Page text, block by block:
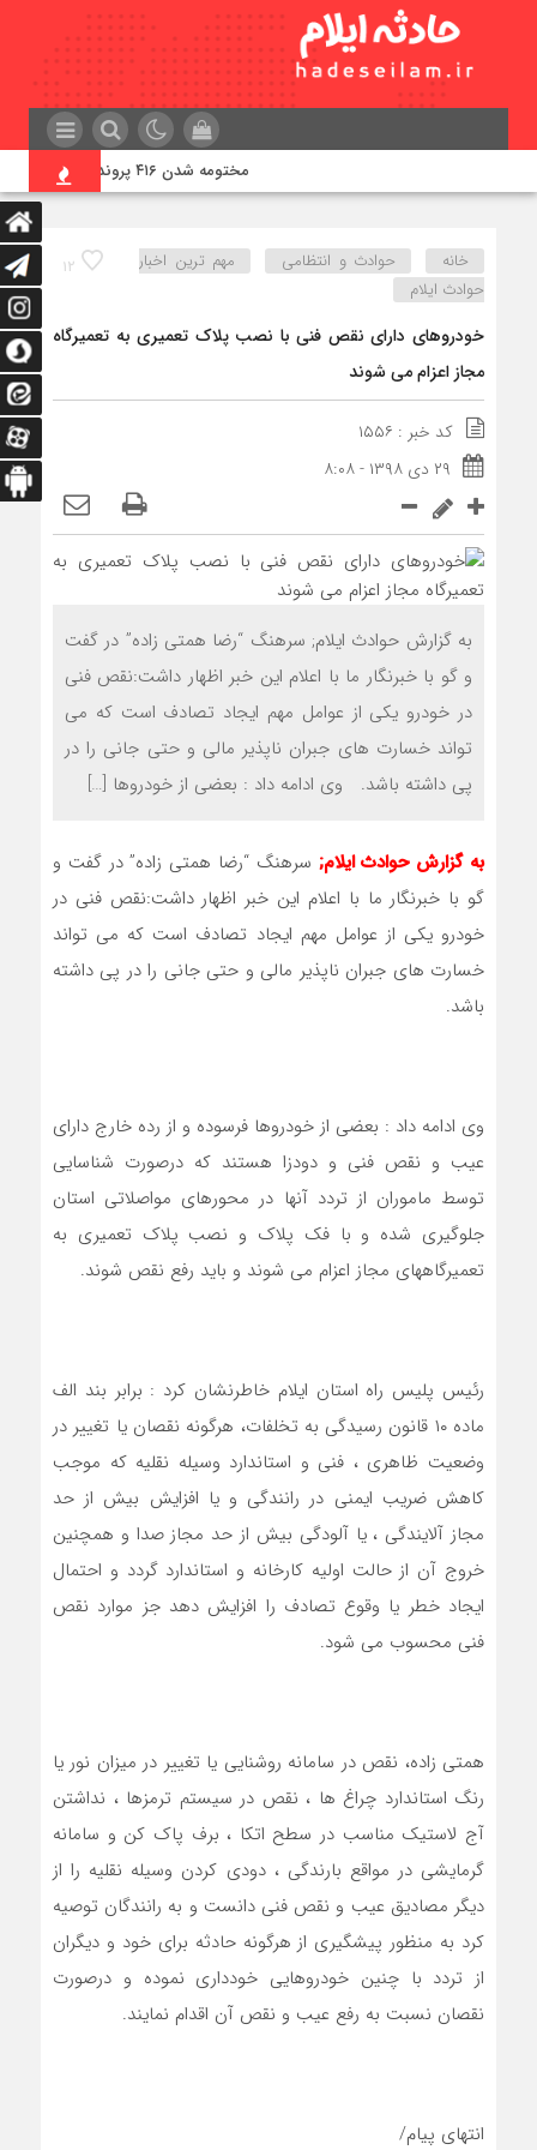
مختومه شدن ۴۱۶ پرونده در هیئت‌های صلح ایلام
۱۲ خانه حوادث و انتظامی
مهم ترین اخبار
حوادث ایلام
خودروهای دارای نقص فنی با نصب پلاک تعمیری به تعمیرگاه
مجاز اعزام می شوند
کد خبر : ۱۵۵۶
۲۹ دی ۱۳۹۸ - ۸:۰۸
به گزارش حوادث ایلام; سرهنگ “رضا همتی زاده” در گفت
و گو با خبرنگار ما با اعلام این خبر اظهار داشت:نقص فنی
در خودرو یکی از عوامل مهم ایجاد تصادف است که می
تواند خسارت های جبران ناپذیر مالی و حتی جانی را در
پی داشته باشد. وی ادامه داد : بعضی از خودروها […]
به گزارش حوادث ایلام; سرهنگ “رضا همتی زاده” در گفت و
گو با خبرنگار ما با اعلام این خبر اظهار داشت:نقص فنی در
خودرو یکی از عوامل مهم ایجاد تصادف است که می تواند
خسارت های جبران ناپذیر مالی و حتی جانی را در پی داشته
باشد.
وی ادامه داد : بعضی از خودروها فرسوده و از رده خارج دارای
عیب و نقص فنی و دودزا هستند که درصورت شناسایی
توسط ماموران از تردد آنها در محورهای مواصلاتی استان
جلوگیری شده و با فک پلاک و نصب پلاک تعمیری به
تعمیرگاههای مجاز اعزام می شوند و باید رفع نقص شوند.
رئیس پلیس راه استان ایلام خاطرنشان کرد : برابر بند الف
ماده ۱۰ قانون رسیدگی به تخلفات، هرگونه نقصان یا تغییر در
وضعیت ظاهری ، فنی و استاندارد وسیله نقلیه که موجب
کاهش ضریب ایمنی در رانندگی و یا افزایش بیش از حد
مجاز آلایندگی ، یا آلودگی بیش از حد مجاز صدا و همچنین
خروج آن از حالت اولیه کارخانه و استاندارد گردد و احتمال
ایجاد خطر یا وقوع تصادف را افزایش دهد جز موارد نقص
فنی محسوب می شود.
همتی زاده، نقص در سامانه روشنایی یا تغییر در میزان نور یا
رنگ استاندارد چراغ ها ، نقص در سیستم ترمزها ، نداشتن
آج لاستیک مناسب در سطح اتکا ، برف پاک کن و سامانه
گرمایشی در مواقع بارندگی ، دودی کردن وسیله نقلیه را از
دیگر مصادیق عیب و نقص فنی دانست و به رانندگان توصیه
کرد به منظور پیشگیری از هرگونه حادثه برای خود و دیگران
از تردد با چنین خودروهایی خودداری نموده و درصورت
نقصان نسبت به رفع عیب و نقص آن اقدام نمایند.
انتهای پیام/